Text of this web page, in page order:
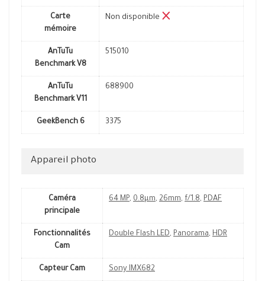
Carte
mémoire
Non disponible
AnTuTu
Benchmark V8
515010
AnTuTu
Benchmark V11
688900
GeekBench 6 3375
Appareil photo
Caméra
principale
64 MP, 0.8µm, 26mm, f/1.8, PDAF
Fonctionnalités
Cam
Double Flash LED, Panorama, HDR
Capteur Cam Sony IMX682